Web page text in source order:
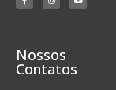
Nossos
Contatos